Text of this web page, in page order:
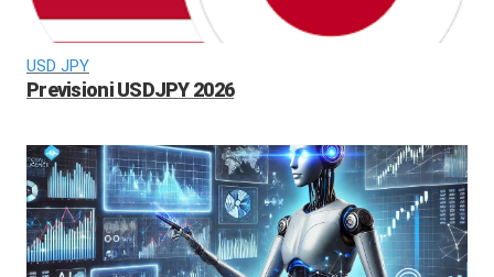
USD JPY
Previsioni USDJPY 2026